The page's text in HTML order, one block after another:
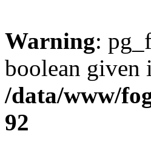
Warning:
boolean given
/data/www/
92